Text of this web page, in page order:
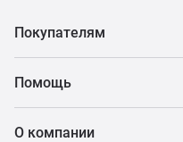
Покупателям
Помощь
О компании